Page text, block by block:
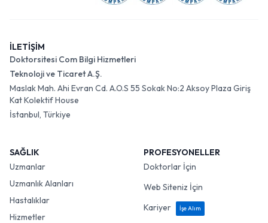
İLETİŞİM
Doktorsitesi Com Bilgi Hizmetleri
Teknoloji ve Ticaret A.Ş.
Maslak Mah. Ahi Evran Cd. A.O.S 55 Sokak No:2 Aksoy Plaza Giriş
Kat Kolektif House
İstanbul, Türkiye
SAĞLIK
Uzmanlar
Uzmanlık Alanları
Hastalıklar
Hizmetler
PROFESYONELLER
Doktorlar İçin
Web Siteniz İçin
Kariyer
İşe Alım